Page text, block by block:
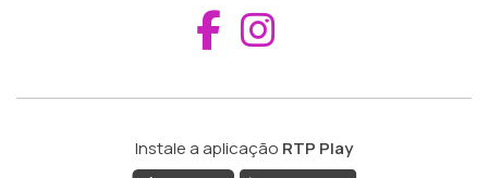
Aceder ao
Instale a aplicação RTP Play